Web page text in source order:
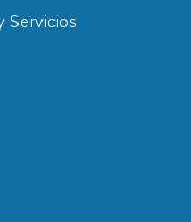
Servicios